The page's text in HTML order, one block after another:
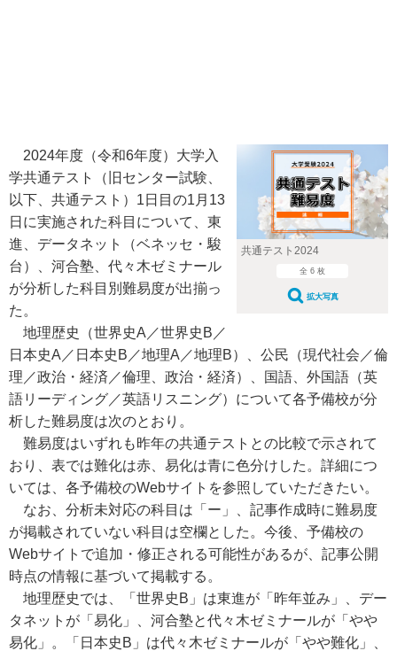
共通テスト2024
全 6 枚
拡大写真
2024年度（令和6年度）大学入
学共通テスト（旧センター試験、
以下、共通テスト）1日目の1月13
日に実施された科目について、東
進、データネット（ベネッセ・駿
台）、河合塾、代々木ゼミナール
が分析した科目別難易度が出揃っ
た。
地理歴史（世界史A／世界史B／
日本史A／日本史B／地理A／地理B）、公民（現代社会／倫
理／政治・経済／倫理、政治・経済）、国語、外国語（英
語リーディング／英語リスニング）について各予備校が分
析した難易度は次のとおり。
難易度はいずれも昨年の共通テストとの比較で示されて
おり、表では難化は赤、易化は青に色分けした。詳細につ
いては、各予備校のWebサイトを参照していただきたい。
なお、分析未対応の科目は「ー」、記事作成時に難易度
が掲載されていない科目は空欄とした。今後、予備校の
Webサイトで追加・修正される可能性があるが、記事公開
時点の情報に基づいて掲載する。
地理歴史では、「世界史B」は東進が「昨年並み」、デー
タネットが「易化」、河合塾と代々木ゼミナールが「やや
易化」。「日本史B」は代々木ゼミナールが「やや難化」、